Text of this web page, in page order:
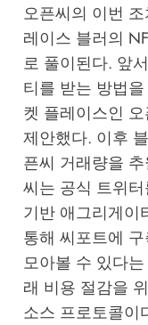
오픈씨의 이번
레이스 블러의
로 풀이된다. 앞
티를 받는 방법
켓 플레이스인
제안했다. 이후
픈씨 거래량을
씨는 공식 트위
기반 애그리게이
통해 씨포트에
모아볼 수 있다
래 비용 절감을
소스 프로토콜이